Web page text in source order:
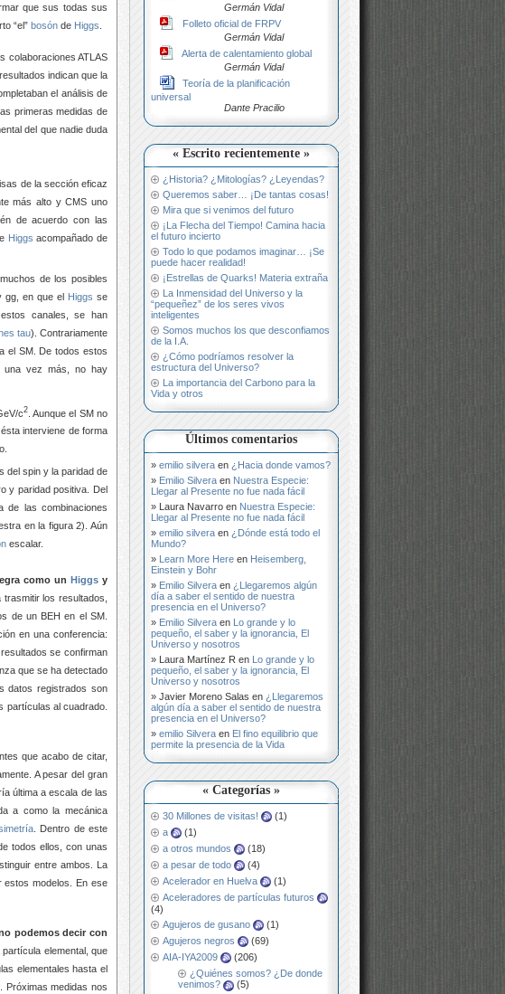
Germán Vidal
Folleto oficial de FRPV
Germán Vidal
Alerta de calentamiento global
Germán Vidal
Teoría de la planificación
universal
Dante Pracilio
« Escrito recientemente »
¿Historia? ¿Mitologías? ¿Leyendas?
Queremos saber… ¡De tantas cosas!
Mira que si venimos del futuro
¡La Flecha del Tiempo! Camina hacia
el futuro incierto
Todo lo que podamos imaginar… ¡Se
puede hacer realidad!
¡Estrellas de Quarks! Materia extraña
La Inmensidad del Universo y la
“pequeñez” de los seres vivos
inteligentes
Somos muchos los que desconfiamos
de la I.A.
¿Cómo podríamos resolver la
estructura del Universo?
La importancia del Carbono para la
Vida y otros
Últimos comentarios
emilio silvera en ¿Hacia donde vamos?
Emilio Silvera en Nuestra Especie:
Llegar al Presente no fue nada fácil
Laura Navarro en Nuestra Especie:
Llegar al Presente no fue nada fácil
emilio silvera en ¿Dónde está todo el
Mundo?
Learn More Here en Heisemberg,
Einstein y Bohr
Emilio Silvera en ¿Llegaremos algún
día a saber el sentido de nuestra
presencia en el Universo?
Emilio Silvera en Lo grande y lo
pequeño, el saber y la ignorancia, El
Universo y nosotros
Laura Martínez R en Lo grande y lo
pequeño, el saber y la ignorancia, El
Universo y nosotros
Javier Moreno Salas en ¿Llegaremos
algún día a saber el sentido de nuestra
presencia en el Universo?
emilio Silvera en El fino equilibrio que
permite la presencia de la Vida
« Categorías »
30 Millones de visitas!
(1)
a
(1)
a otros mundos
(18)
a pesar de todo
(4)
Acelerador en Huelva
(1)
Aceleradores de partículas futuros
(4)
Agujeros de gusano
(1)
Agujeros negros
(69)
AIA-IYA2009
(206)
¿Quiénes somos? ¿De donde
venimos?
(5)
que sus todas sus
“el” bosón de Higgs
colaboraciones ATLAS
indican que la
el análisis de
primeras medidas de
del que nadie duda
de la sección eficaz
más alto y CMS uno
de acuerdo con las
Higgs acompañado de
de los posibles
gg, en que el Higgs se
canales, se han
tau). Contrariamente
el SM. De todos estos
una vez más, no hay
c2. Aunque el SM no
interviene de forma
del spin y la paridad de
y paridad positiva. Del
de las combinaciones
en la figura 2). Aún
escalar.
como un Higgs y
los resultados,
de un BEH en el SM.
en una conferencia:
se confirman
que se ha detectado
datos registrados son
partículas al cuadrado.
que acabo de citar,
A pesar del gran
última a escala de las
a como la mecánica
. Dentro de este
todos ellos, con unas
entre ambos. La
estos modelos. En ese
podemos decir con
elemental, que
elementales hasta el
. Próximas medidas nos